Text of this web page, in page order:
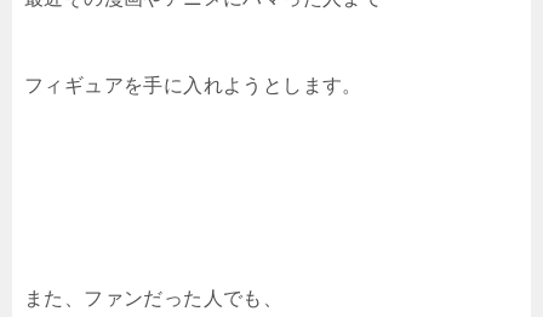
フィギュアを手に入れようとします。
また、ファンだった人でも、